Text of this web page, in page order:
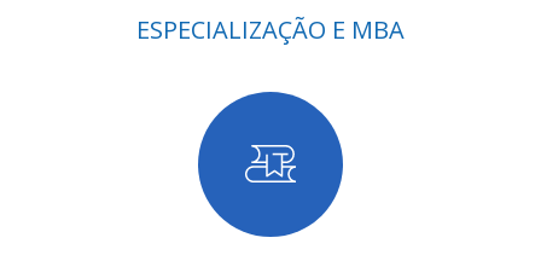
ESPECIALIZAÇÃO E MBA